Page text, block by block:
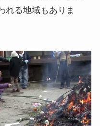
れる地域もありま